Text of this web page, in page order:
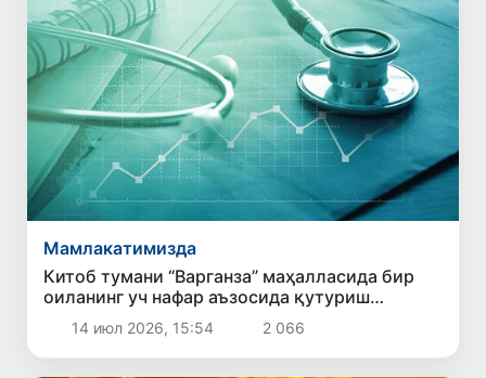
Мамлакатимизда
Китоб тумани “Варганза” маҳалласида бир
оиланинг уч нафар аъзосида қутуриш
касаллиги аниқлангани ҳақида хабарлар
тарқалди
14 июл 2026, 15:54 2 066